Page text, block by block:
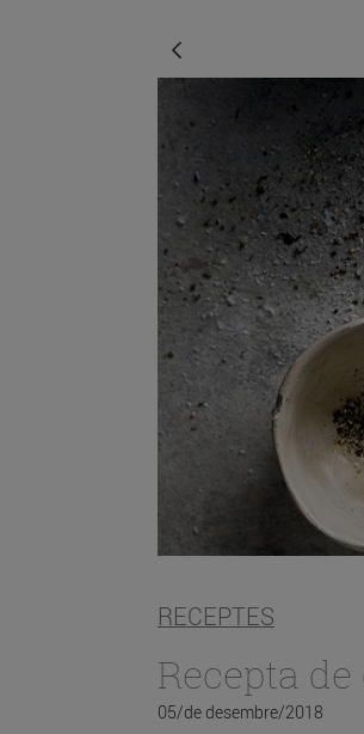
RECEPTES
Recepta
05/de desembre/2018